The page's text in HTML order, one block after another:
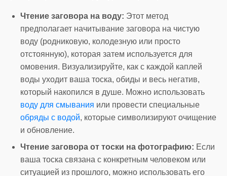
Чтение заговора на воду: Этот метод
предполагает начитывание заговора на чистую
воду (родниковую, колодезную или просто
отстоянную), которая затем используется для
омовения. Визуализируйте, как с каждой каплей
воды уходит ваша тоска, обиды и весь негатив,
который накопился в душе. Можно использовать
воду для смывания или провести специальные
обряды с водой, которые символизируют очищение
и обновление.
Чтение заговора от тоски на фотографию: Если
ваша тоска связана с конкретным человеком или
ситуацией из прошлого, можно использовать его